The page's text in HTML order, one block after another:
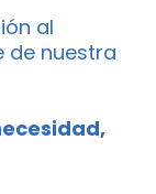
al
de nuestra